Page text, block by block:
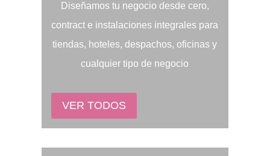
Diseñamos tu negocio desde cero,
contract e instalaciones integrales para
tiendas, hoteles, despachos, oficinas y
cualquier tipo de negocio
VER TODOS